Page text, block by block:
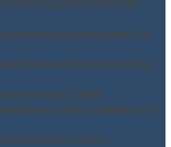
gestione ambientale ISO
gestione informazione ISO
gestione anticorruzione ISO
gestione ISO 3834
gestione rischio stradale ISO
gestione ISO 45001